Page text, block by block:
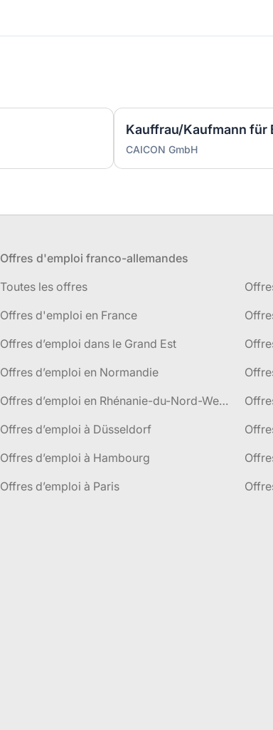
CAICON GmbH
Offres d'emploi franco-allemandes
Toutes les offres
Offres d'emploi en France
Offres d’emploi dans le Grand Est
Offres d’emploi en Normandie
Offres d’emploi en Rhénanie-du-Nord-Westphalie
Offres d’emploi à Düsseldorf
Offres d’emploi à Hambourg
Offres d’emploi à Paris